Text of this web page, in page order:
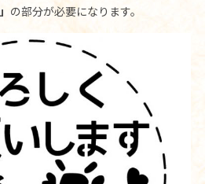
の部分が必要になります。